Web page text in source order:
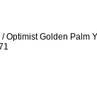
Optimist Golden